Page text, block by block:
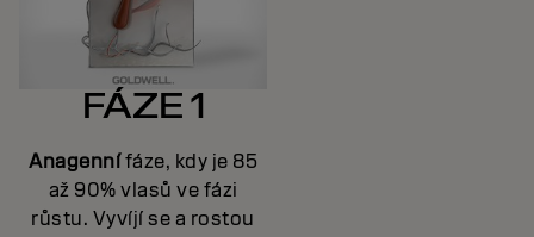
FÁZE 1
Anagennífáze, kdy je 85
až 90% vlasů ve fázi
růstu. Vyvíjí se a rostou